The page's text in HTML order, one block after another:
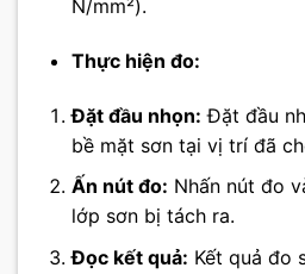
N/mm²).
Thực hiện đo:
Đặt đầu nhọn: Đặt đầu
bề mặt sơn tại vị trí đã
Ấn nút đo: Nhấn nút đo
lớp sơn bị tách ra.
Đọc kết quả: Kết quả đo